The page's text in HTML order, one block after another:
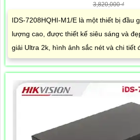
3,820,000 ₫
IDS-7208HQHI-M1/E là một thiết bị đầu
lượng cao, được thiết kế siêu sáng và
giải Ultra 2k, hình ảnh sắc nét và chi tiết